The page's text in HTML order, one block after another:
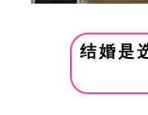
结婚是